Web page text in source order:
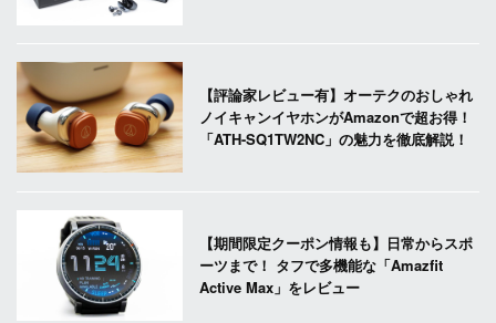
【評論家レビュー有】オーテクのおしゃれ
ノイキャンイヤホンがAmazonで超お得！
「ATH-SQ1TW2NC」の魅力を徹底解説！
【期間限定クーポン情報も】日常からスポ
ーツまで！ タフで多機能な「Amazfit
Active Max」をレビュー